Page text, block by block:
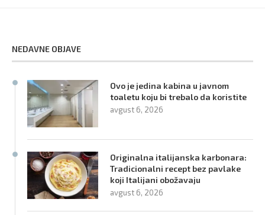
NEDAVNE OBJAVE
Ovo je jedina kabina u javnom
toaletu koju bi trebalo da koristite
avgust 6, 2026
Originalna italijanska karbonara:
Tradicionalni recept bez pavlake
koji Italijani obožavaju
avgust 6, 2026